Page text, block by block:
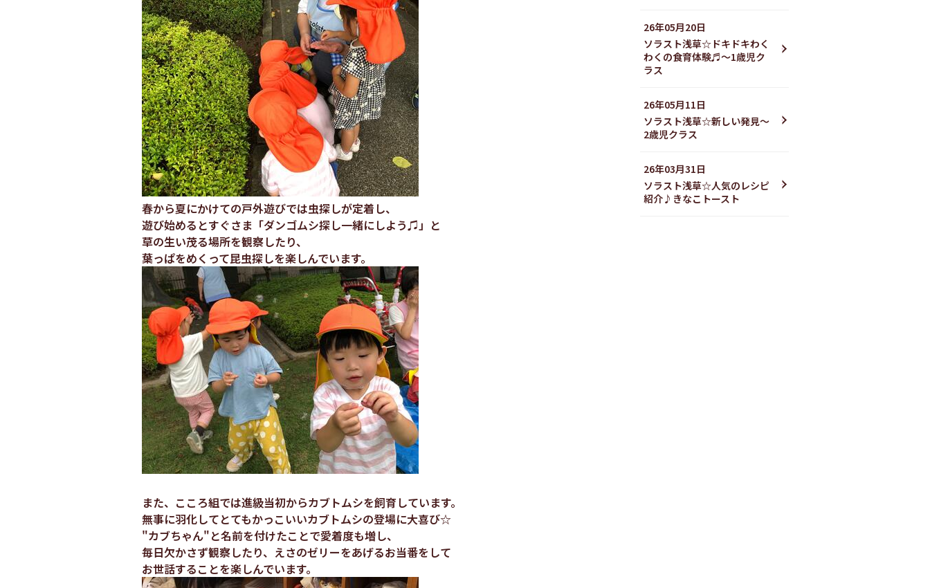
春から夏にかけての戸外遊びでは虫探しが定着し、
遊び始めるとすぐさま「ダンゴムシ探し一緒にしよう♫」と
草の生い茂る場所を観察したり、
葉っぱをめくって昆虫探しを楽しんでいます。
また、こころ組では進級当初からカブトムシを飼育しています。
無事に羽化してとてもかっこいいカブトムシの登場に大喜び☆
"カブちゃん"と名前を付けたことで愛着度も増し、
毎日欠かさず観察したり、えさのゼリーをあげるお当番をして
お世話することを楽しんでいます。
26年05月20日
ソラスト浅草☆ドキドキわく
わくの食育体験♬〜1歳児ク
ラス
26年05月11日
ソラスト浅草☆新しい発見〜
2歳児クラス
26年03月31日
ソラスト浅草☆人気のレシピ
紹介♪きなこトースト